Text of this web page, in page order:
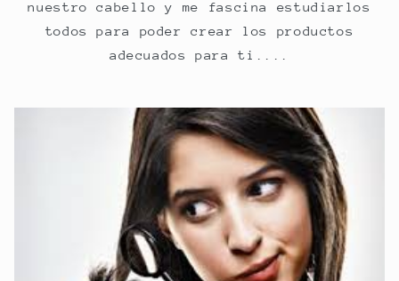
nuestro cabello y me fascina estudiarlos
todos para poder crear los productos
adecuados para ti....